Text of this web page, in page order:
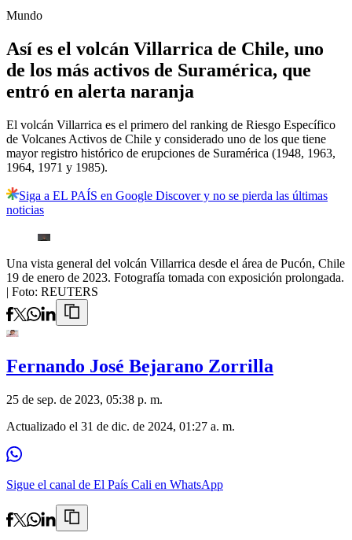
Mundo
Así es el volcán Villarrica de Chile, uno
de los más activos de Suramérica, que
entró en alerta naranja
El volcán Villarrica es el primero del ranking de Riesgo Específico
de Volcanes Activos de Chile y considerado uno de los que tiene
mayor registro histórico de erupciones de Suramérica (1948, 1963,
1964, 1971 y 1985).
Siga a EL PAÍS en Google Discover y no se pierda las últimas
noticias
Una vista general del volcán Villarrica desde el área de Pucón, Chile
19 de enero de 2023. Fotografía tomada con exposición prolongada.
| Foto: REUTERS
Fernando José Bejarano Zorrilla
25 de sep. de 2023, 05:38 p. m.
Actualizado el 31 de dic. de 2024, 01:27 a. m.
Sigue el canal de El País Cali en WhatsApp